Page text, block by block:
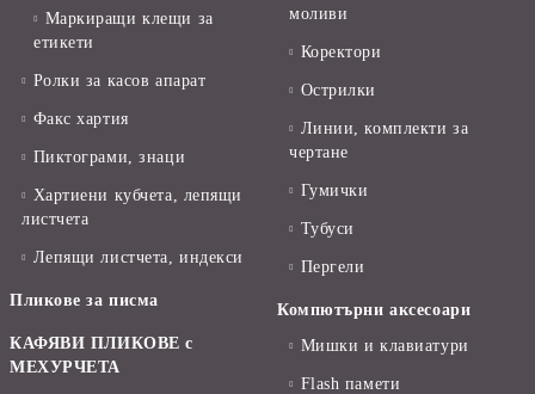
Маркиращи клещи за
етикети
Ролки за касов апарат
Факс хартия
Пиктограми, знаци
Хартиени кубчета, лепящи
листчета
Лепящи листчета, индекси
Пликове за писма
КАФЯВИ ПЛИКОВЕ с
МЕХУРЧЕТА
моливи
Коректори
Острилки
Линии, комплекти за
чертане
Гумички
Тубуси
Пергели
Компютърни аксесоари
Мишки и клавиатури
Flash памети